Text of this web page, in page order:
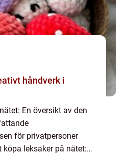
håndverk i
En översikt av den
för privatpersoner
leksaker på nätet: